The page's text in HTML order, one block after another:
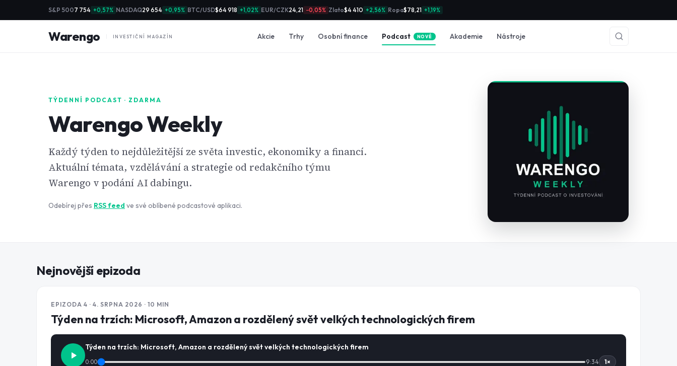
S&P 5007 754 +0,57% NASDAQ29 654 +0,95% BTC/USD$64 918 +1,02% EUR/CZK24,21 −0,05% Zlato$4 410 +2,56% Ropa$78,21 +1,19%
Warengo INVESTIČNÍ MAGAZÍN Akcie Trhy Osobní finance Podcast NOVÉ Akademie Nástroje
TÝDENNÍ PODCAST · ZDARMA
Warengo Weekly
Každý týden to nejdůležitější ze světa investic, ekonomiky a financí.
Aktuální témata, vzdělávání a strategie od redakčního týmu
Warengo v podání AI dabingu.
Odebírej přes RSS feed ve své oblíbené podcastové aplikaci.
Nejnovější epizoda
EPIZODA 4 · 4. SRPNA 2026 · 10 MIN
Týden na trzích: Microsoft, Amazon a rozdělený svět velkých technologických firem
Týden na trzích: Microsoft, Amazon a rozdělený svět velkých technologických firem
0:00 9:34 1×